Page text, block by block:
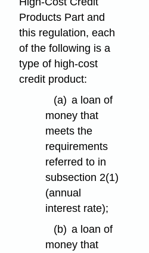
Products Part and
this regulation, each
of the following is a
type of high-cost
credit product:
(a) a loan of
money that
meets the
requirements
referred to in
subsection 2(1)
(annual
interest rate);
(b) a loan of
money that